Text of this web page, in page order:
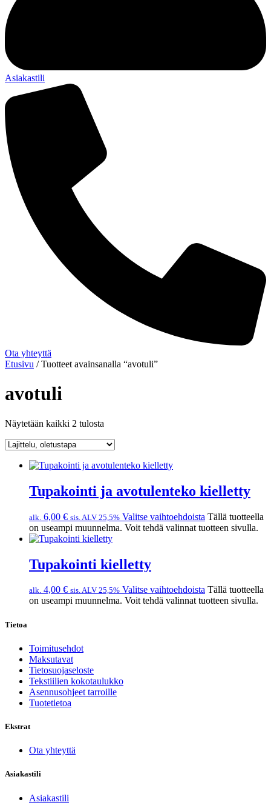
Asiakastili
Ota yhteyttä
Etusivu / Tuotteet avainsanalla “avotuli”
avotuli
Näytetään kaikki 2 tulosta
Tupakointi ja avotulenteko kielletty
alk. 6,00 € sis. ALV 25,5% Valitse vaihtoehdoista Tällä tuotteella
on useampi muunnelma. Voit tehdä valinnat tuotteen sivulla.
Tupakointi kielletty
alk. 4,00 € sis. ALV 25,5% Valitse vaihtoehdoista Tällä tuotteella
on useampi muunnelma. Voit tehdä valinnat tuotteen sivulla.
Tietoa
Toimitusehdot
Maksutavat
Tietosuojaseloste
Tekstiilien kokotaulukko
Asennusohjeet tarroille
Tuotetietoa
Ekstrat
Ota yhteyttä
Asiakastili
Asiakastili